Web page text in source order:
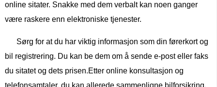
online sitater. Snakke med dem verbalt kan noen ganger
være raskere enn elektroniske tjenester.
Sørg for at du har viktig informasjon som din førerkort og
bil registrering. Du kan be dem om å sende e-post eller faks
du sitatet og dets prisen.Etter online konsultasjon og